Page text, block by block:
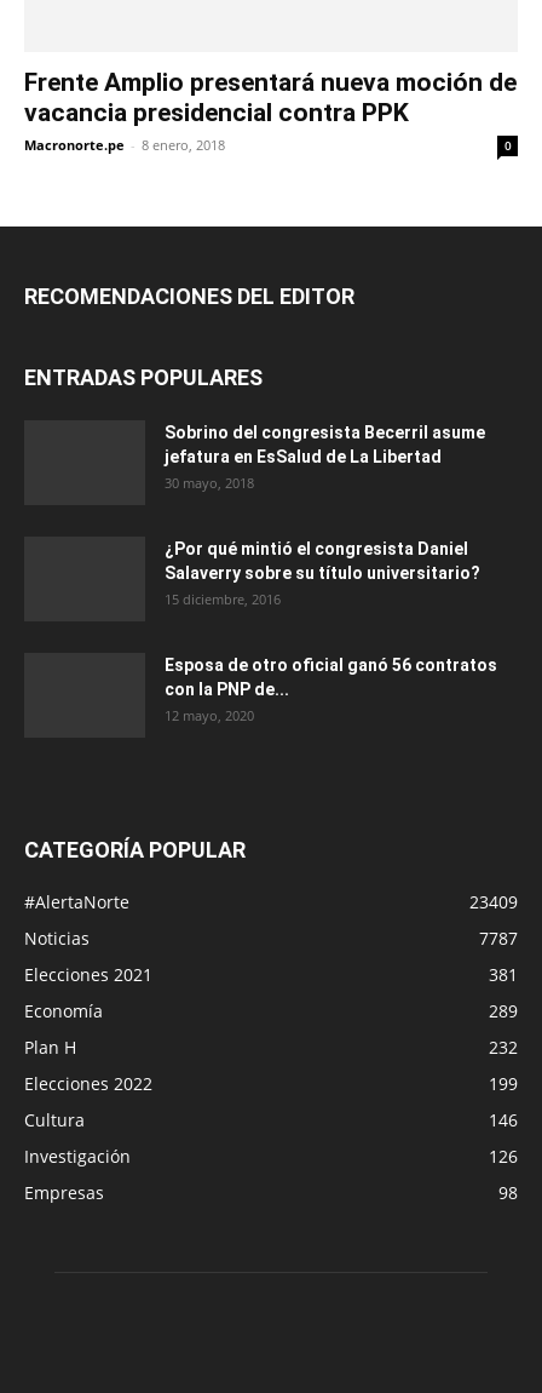
Frente Amplio presentará nueva moción de
vacancia presidencial contra PPK
Macronorte.pe - 8 enero, 2018 0
RECOMENDACIONES DEL EDITOR
ENTRADAS POPULARES
Sobrino del congresista Becerril asume
jefatura en EsSalud de La Libertad
30 mayo, 2018
¿Por qué mintió el congresista Daniel
Salaverry sobre su título universitario?
15 diciembre, 2016
Esposa de otro oficial ganó 56 contratos
con la PNP de...
12 mayo, 2020
CATEGORÍA POPULAR
#AlertaNorte
23409
Noticias
7787
Elecciones 2021
381
Economía
289
Plan H
232
Elecciones 2022
199
Cultura
146
Investigación
126
Empresas
98